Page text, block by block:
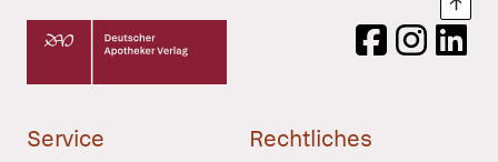
Deutscher Apotheker Verlag Logo
FacebookInstagram
Service Rechtliches